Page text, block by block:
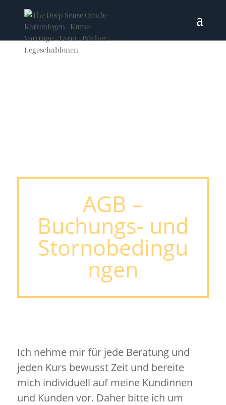
AGB –
Buchungs- und
Stornobedingu
ngen
Ich nehme mir für jede Beratung und
jeden Kurs bewusst Zeit und bereite
mich individuell auf meine Kundinnen
und Kunden vor. Daher bitte ich um